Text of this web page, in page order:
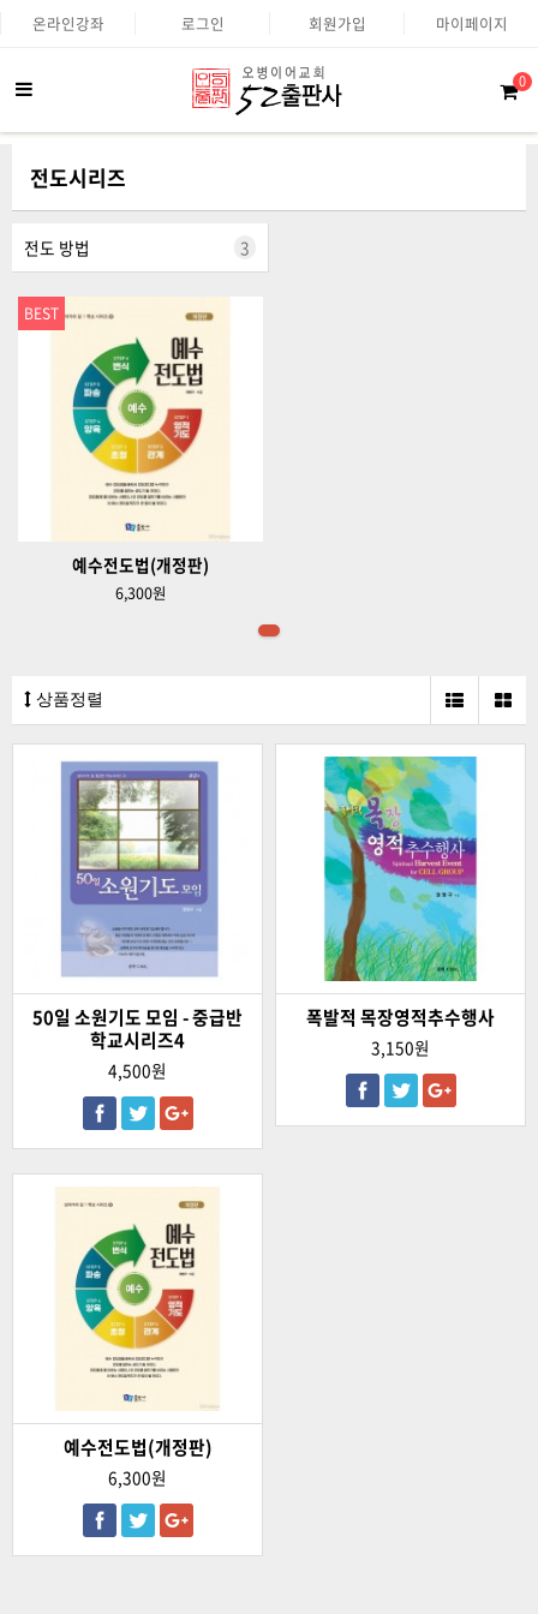
온라인강좌 로그인 회원가입 마이페이지
0
전도시리즈
전도 방법 3
BEST
예수전도법(개정판)
6,300원
상품정렬
50일 소원기도 모임 - 중급반
학교시리즈4
4,500원
폭발적 목장영적추수행사
3,150원
예수전도법(개정판)
6,300원